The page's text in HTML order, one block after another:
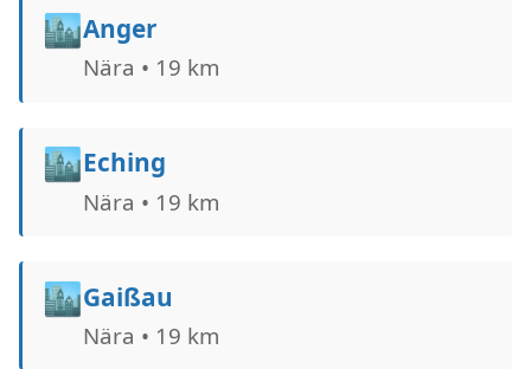
🏙️Anger
Nära • 19 km
🏙️Eching
Nära • 19 km
🏙️Gaißau
Nära • 19 km